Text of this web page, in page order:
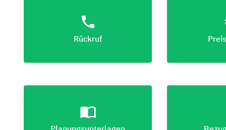
phone
Rückruf
import_contacts